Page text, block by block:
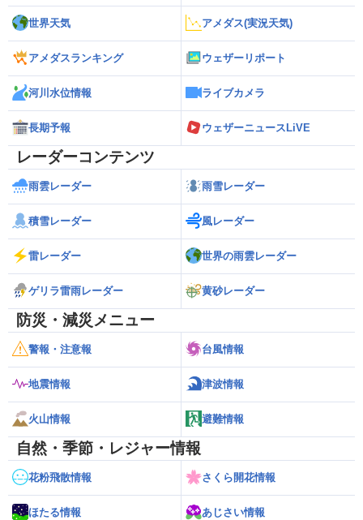
世界天気 アメダス(実況天気)
アメダスランキング ウェザーリポート
河川水位情報 ライブカメラ
長期予報 ウェザーニュースLiVE
レーダーコンテンツ
雨雲レーダー 雨雪レーダー
積雪レーダー 風レーダー
雷レーダー 世界の雨雲レーダー
ゲリラ雷雨レーダー 黄砂レーダー
防災・減災メニュー
警報・注意報 台風情報
地震情報 津波情報
火山情報 避難情報
自然・季節・レジャー情報
花粉飛散情報 さくら開花情報
ほたる情報 あじさい情報